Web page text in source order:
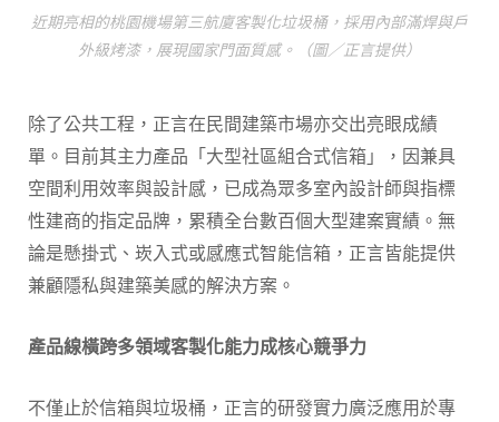
近期亮相的桃園機場第三航廈客製化垃圾桶，採用內部滿焊與戶
外級烤漆，展現國家門面質感。（圖／正言提供）
除了公共工程，正言在民間建築市場亦交出亮眼成績
單。目前其主力產品「大型社區組合式信箱」，因兼具
空間利用效率與設計感，已成為眾多室內設計師與指標
性建商的指定品牌，累積全台數百個大型建案實績。無
論是懸掛式、崁入式或感應式智能信箱，正言皆能提供
兼顧隱私與建築美感的解決方案。
產品線橫跨多領域客製化能力成核心競爭力
不僅止於信箱與垃圾桶，正言的研發實力廣泛應用於專